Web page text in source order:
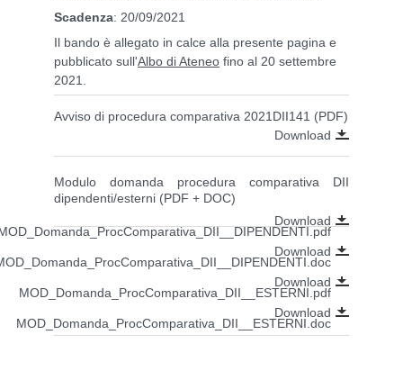
Scadenza: 20/09/2021
Il bando è allegato in calce alla presente pagina e
pubblicato sull'Albo di Ateneo fino al 20 settembre
2021.
Avviso di procedura comparativa 2021DII141 (PDF)
Download
Modulo domanda procedura comparativa DII
dipendenti/esterni (PDF + DOC)
Download
Download
Download
MOD_Domanda_ProcComparativa_DII__ESTERNI.pdf
Download
MOD_Domanda_ProcComparativa_DII__ESTERNI.doc